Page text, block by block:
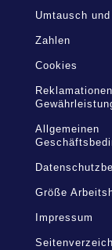
Umtausch
Zahlen
Cookies
Allgemeinen
Größe
Impressum